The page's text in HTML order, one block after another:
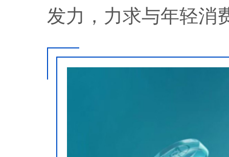
发力，力求与年轻消